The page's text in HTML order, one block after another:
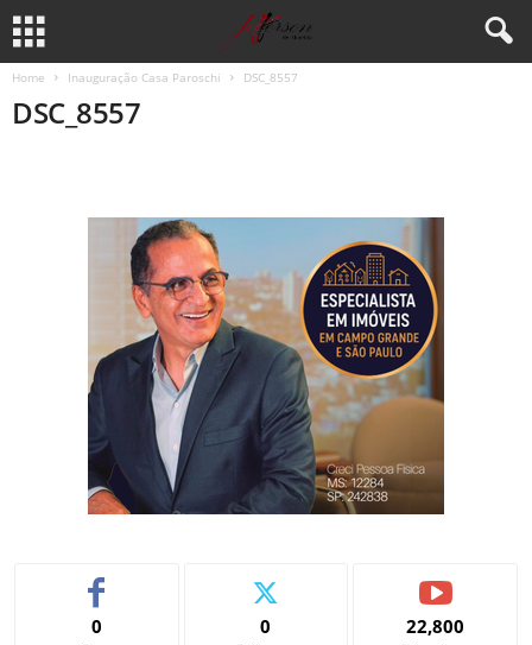
Home Inauguração Casa Paroschi DSC_8557
DSC_8557
0 0 22,800